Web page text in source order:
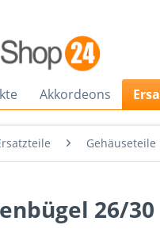
Akkordeons
Gehäuseteile
26/30